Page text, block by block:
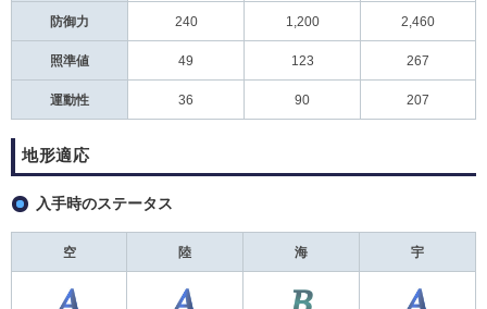
防御力 240 1,200 2,460
照準値 49 123 267
運動性 36 90 207
地形適応
入手時のステータス
空 陸 海 宇